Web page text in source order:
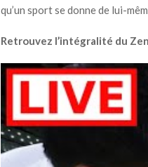
qu’un sport se donne de lui-
Retrouvez l’intégralité du